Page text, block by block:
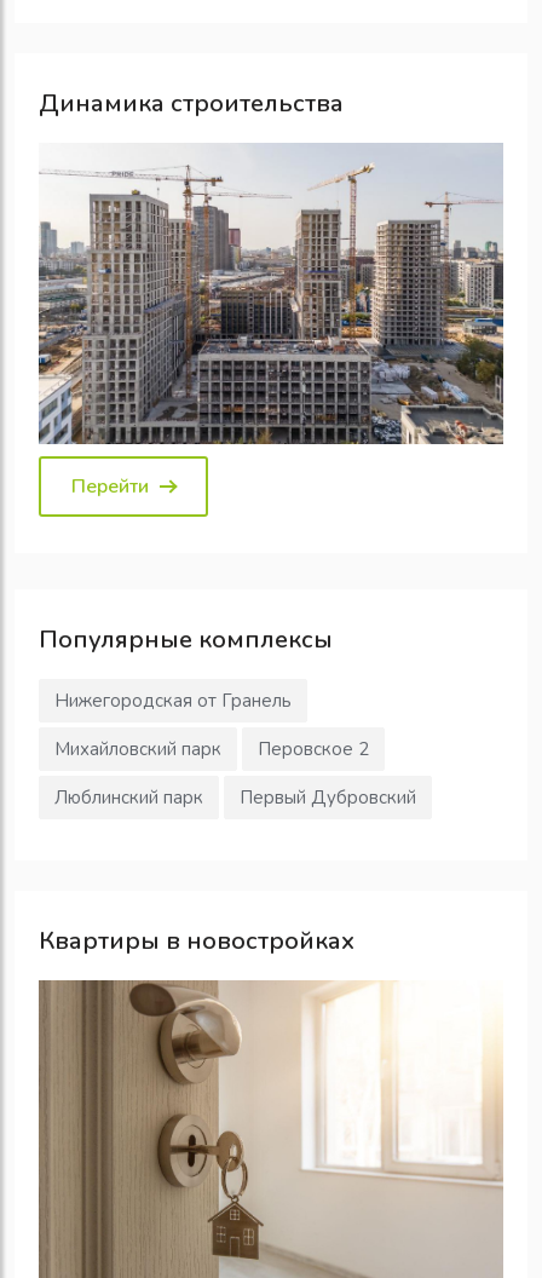
Динамика строительства
Перейти
Популярные комплексы
Нижегородская от Гранель
Михайловский парк
Перовское 2
Люблинский парк
Первый Дубровский
Квартиры в новостройках